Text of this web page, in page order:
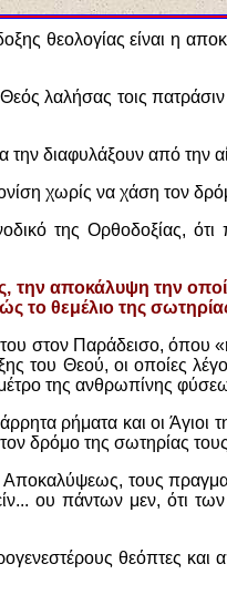
θεολογίας είναι η
λαλήσας τοις
την διαφυλάξουν από την
χωρίς να χάση τον
της Ορθοδοξίας,
την αποκάλυψη την
το θεμέλιο της
στον Παράδεισο, όπου
του Θεού, οι οποίες
της ανθρωπίνης
ρήματα και οι Άγιοι
δρόμο της σωτηρίας
Αποκαλύψεως, τους
ου πάντων μεν, ότι
θεόπτες και